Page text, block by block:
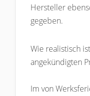
Hersteller
gegeben.
Wie realistisch
angekündigten
Im von